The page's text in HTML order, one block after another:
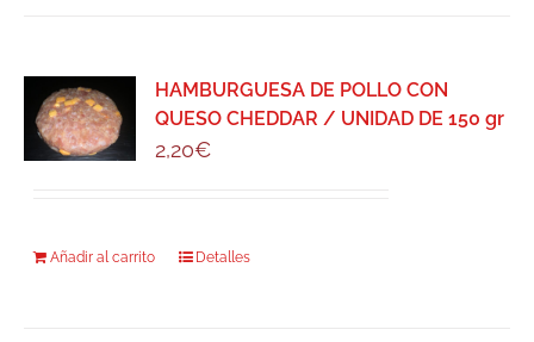
HAMBURGUESA DE POLLO CON
QUESO CHEDDAR / UNIDAD DE 150 gr
2,20€
Añadir al carrito Detalles